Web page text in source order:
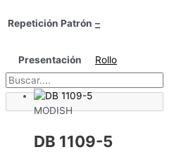
Repetición Patrón –
Presentación Rollo
MODISH
DB 1109-5